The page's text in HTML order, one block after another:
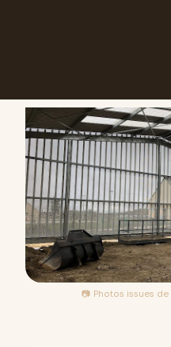
📷 Photos issues de